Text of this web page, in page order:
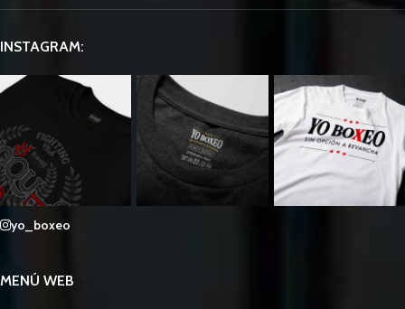
INSTAGRAM:
yo_boxeo
MENÚ WEB